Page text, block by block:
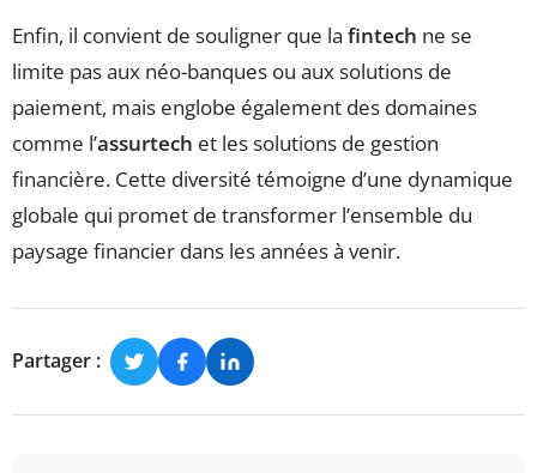
Enfin, il convient de souligner que la fintech ne se
limite pas aux néo-banques ou aux solutions de
paiement, mais englobe également des domaines
comme l’assurtech et les solutions de gestion
financière. Cette diversité témoigne d’une dynamique
globale qui promet de transformer l’ensemble du
paysage financier dans les années à venir.
Partager :